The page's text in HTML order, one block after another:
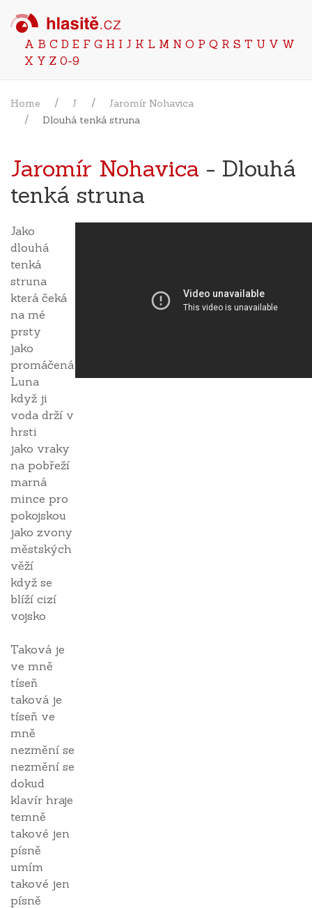
A B C D E F G H I J K L M N O P Q R S T U V W
X Y Z 0-9
Home J
Jaromír Nohavica
Dlouhá tenká struna
Jaromír Nohavica - Dlouhá
tenká struna
Jako
dlouhá
tenká
struna
která čeká
na mé
prsty
jako
promáčená
Luna
když ji
voda drží v
hrsti
jako vraky
na pobřeží
marná
mince pro
pokojskou
jako zvony
městských
věží
když se
blíží cizí
vojsko
Taková je
ve mně
tíseň
taková je
tíseň ve
mně
nezmění se
nezmění se
dokud
klavír hraje
temně
takové jen
písně
umím
takové jen
písně